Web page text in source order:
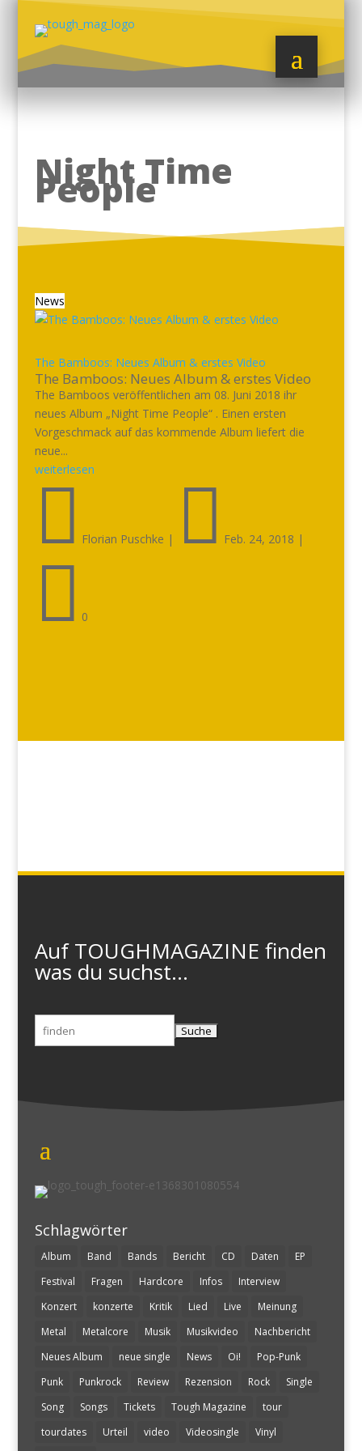
Night Time
People
News
The Bamboos: Neues Album & erstes Video
The Bamboos: Neues Album & erstes Video
The Bamboos veröffentlichen am 08. Juni 2018 ihr
neues Album „Night Time People“ . Einen ersten
Vorgeschmack auf das kommende Album liefert die
neue...
weiterlesen
 Florian Puschke |  Feb. 24, 2018 |
 0
Auf TOUGHMAGAZINE finden
was du suchst...
Suchen
nach:
Schlagwörter
Album Band Bands Bericht CD Daten
EP
Festival
Fragen Hardcore Infos
Interview
Konzert
konzerte Kritik Lied Live
Meinung
Metal
Metalcore Musik Musikvideo
Nachbericht
Neues Album
neue single News Oi!
Pop-Punk
Punk
Punkrock Review Rezension Rock
Single
Song
Songs Tickets Tough Magazine
tour
tourdates
Urteil video Videosingle
Vinyl